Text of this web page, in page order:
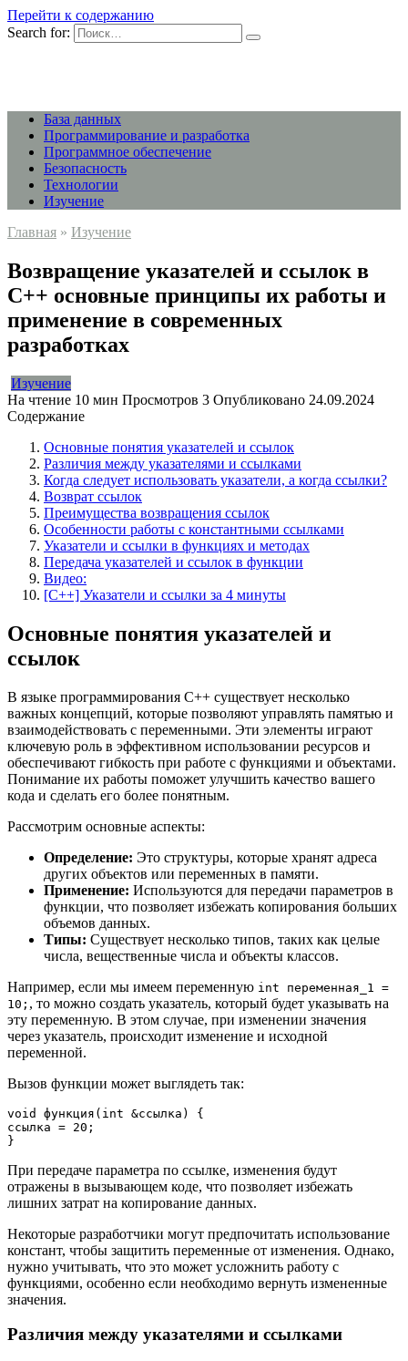
Перейти к содержанию
Search for:
База данных
Программирование и разработка
Программное обеспечение
Безопасность
Технологии
Изучение
Главная » Изучение
Возвращение указателей и ссылок в
C++ основные принципы их работы и
применение в современных
разработках
Изучение
На чтение 10 мин Просмотров 3 Опубликовано 24.09.2024
Содержание
Основные понятия указателей и ссылок
Различия между указателями и ссылками
Когда следует использовать указатели, а когда ссылки?
Возврат ссылок
Преимущества возвращения ссылок
Особенности работы с константными ссылками
Указатели и ссылки в функциях и методах
Передача указателей и ссылок в функции
Видео:
[C++] Указатели и ссылки за 4 минуты
Основные понятия указателей и
ссылок
В языке программирования C++ существует несколько
важных концепций, которые позволяют управлять памятью и
взаимодействовать с переменными. Эти элементы играют
ключевую роль в эффективном использовании ресурсов и
обеспечивают гибкость при работе с функциями и объектами.
Понимание их работы поможет улучшить качество вашего
кода и сделать его более понятным.
Рассмотрим основные аспекты:
Определение: Это структуры, которые хранят адреса
других объектов или переменных в памяти.
Применение: Используются для передачи параметров в
функции, что позволяет избежать копирования больших
объемов данных.
Типы: Существует несколько типов, таких как целые
числа, вещественные числа и объекты классов.
Например, если мы имеем переменную int переменная_1 =
10; , то можно создать указатель, который будет указывать на
эту переменную. В этом случае, при изменении значения
через указатель, происходит изменение и исходной
переменной.
Вызов функции может выглядеть так:
void функция(int &ссылка) {
ссылка = 20;
}
При передаче параметра по ссылке, изменения будут
отражены в вызывающем коде, что позволяет избежать
лишних затрат на копирование данных.
Некоторые разработчики могут предпочитать использование
констант, чтобы защитить переменные от изменения. Однако,
нужно учитывать, что это может усложнить работу с
функциями, особенно если необходимо вернуть измененные
значения.
Различия между указателями и ссылками